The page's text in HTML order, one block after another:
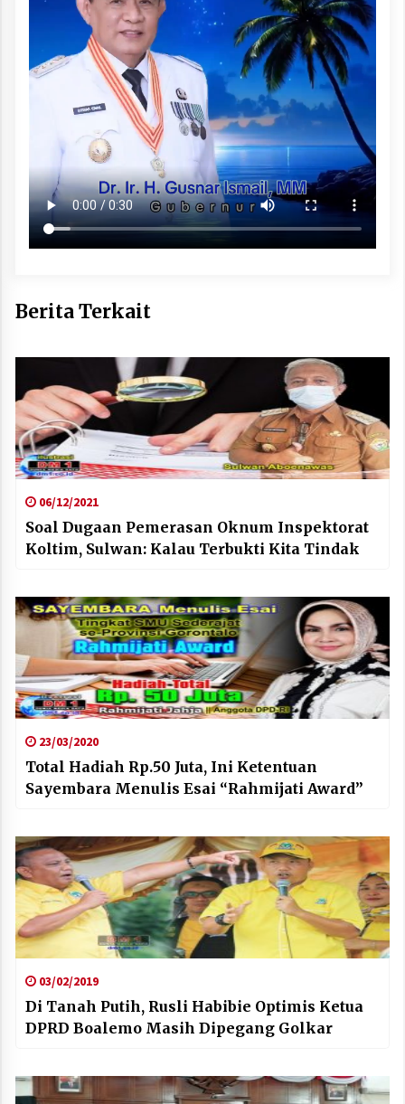
Berita Terkait
06/12/2021
Soal Dugaan Pemerasan Oknum Inspektorat
Koltim, Sulwan: Kalau Terbukti Kita Tindak
23/03/2020
Total Hadiah Rp.50 Juta, Ini Ketentuan
Sayembara Menulis Esai “Rahmijati Award”
03/02/2019
Di Tanah Putih, Rusli Habibie Optimis Ketua
DPRD Boalemo Masih Dipegang Golkar